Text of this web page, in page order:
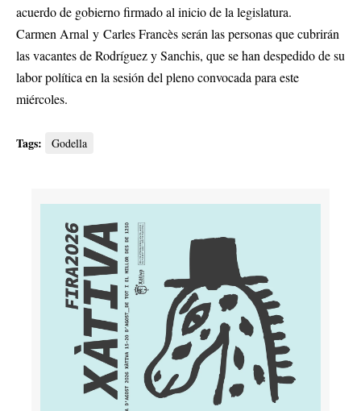
acuerdo de gobierno firmado al inicio de la legislatura.
Carmen Arnal y Carles Francès serán las personas que cubrirán
las vacantes de Rodríguez y Sanchis, que se han despedido de su
labor política en la sesión del pleno convocada para este
miércoles.
Tags: Godella